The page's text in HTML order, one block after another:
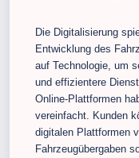
Die Digitalisierung
Entwicklung des
auf Technologie, um
und effizientere
Online-Plattformen
vereinfacht. Kunden
digitalen Plattformen
Fahrzeugübergaben